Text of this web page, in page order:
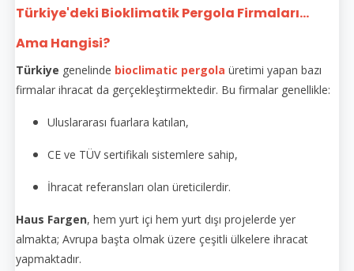
Türkiye'deki Bioklimatik Pergola Firmaları...
Ama Hangisi?
Türkiye genelinde bioclimatic pergola üretimi yapan bazı
firmalar ihracat da gerçekleştirmektedir. Bu firmalar genellikle:
Uluslararası fuarlara katılan,
CE ve TÜV sertifikalı sistemlere sahip,
İhracat referansları olan üreticilerdir.
Haus Fargen, hem yurt içi hem yurt dışı projelerde yer
almakta; Avrupa başta olmak üzere çeşitli ülkelere ihracat
yapmaktadır.